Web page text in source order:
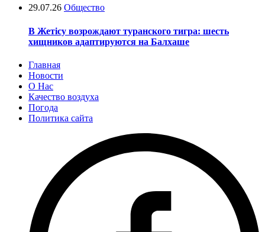
29.07.26 Общество
В Жетісу возрождают туранского тигра: шесть
хищников адаптируются на Балхаше
Главная
Новости
О Нас
Качество воздуха
Погода
Политика сайта